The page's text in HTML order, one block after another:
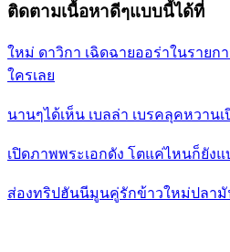
ติดตามเนื้อหาดีๆแบบนี้ได้ที่
ใหม่ ดาวิกา เฉิดฉายออร่าในรายก
ใครเลย
นานๆได้เห็น เบลล่า เบรคลุคหวาน
เปิดภาพพระเอกดัง โตแค่ไหนก็ยัง
ส่องทริปฮันนีมูนคู่รักข้าวใหม่ปลา